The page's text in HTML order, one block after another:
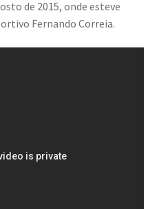
de 2015, onde esteve
Fernando Correia.